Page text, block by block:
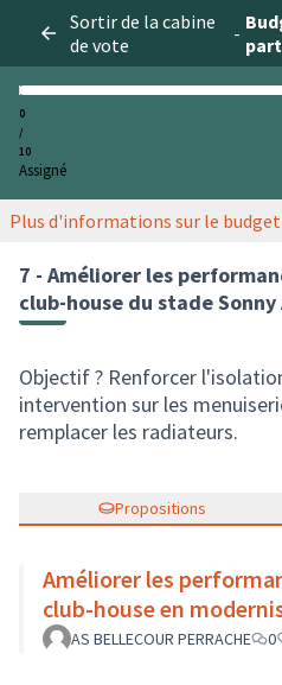
Sortir de la cabine
de vote
-
0
/
10
Assigné
Plus d'informations sur le budget
7 - Améliorer les
club-house du stade Sonny
Objectif ? Renforcer
intervention sur les
remplacer les radiateurs.
Propositions
Améliorer les
club-house en
AS BELLECOUR PERRACHE 0